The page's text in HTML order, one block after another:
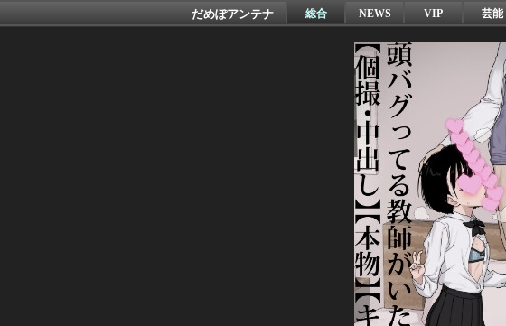
だめぽアンテナ 総合 NEWS VIP 芸能